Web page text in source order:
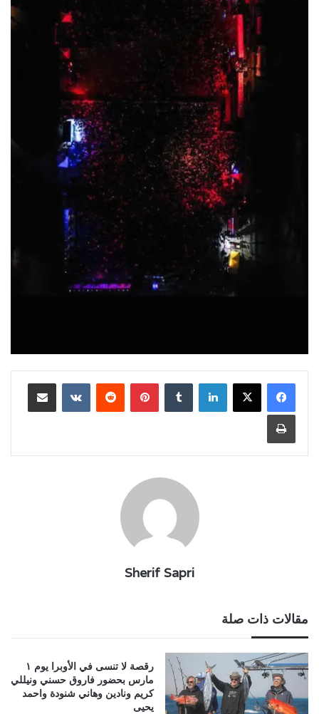
لينكدإن بينتيريست مشاركة عبر البريد
طباعة
Sherif Sapri
مقالات ذات صلة
رقصة لا تنسى في الأوبرا يوم ١
مارس بحضور فاروق حسني ونيللي
كريم ونادين وهاني شنودة واحمد
يحيى